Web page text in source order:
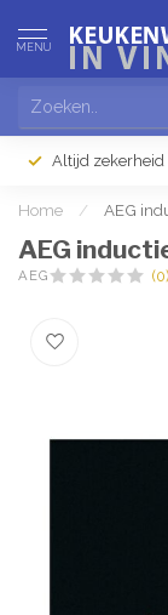
MENU
Altijd zekerheid
Home / AEG
AEG
AEG (0)